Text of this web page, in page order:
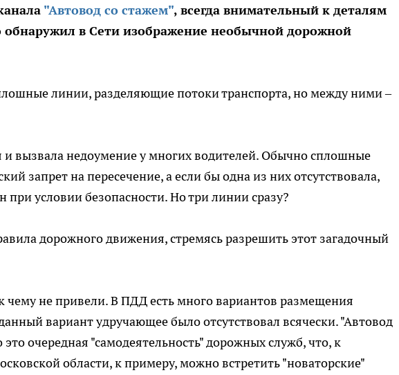
"Автовод со стажем", всегда внимательный к деталям
в Сети изображение необычной дорожной
линии, разделяющие потоки транспорта, но между ними –
и вызвала недоумение у многих водителей. Обычно сплошные
запрет на пересечение, а если бы одна из них отсутствовала,
при условии безопасности. Но три линии сразу?
дорожного движения, стремясь разрешить этот загадочный
не привели. В ПДД есть много вариантов размещения
вариант удручающее было отсутствовал всячески. "Автовод
очередная "самодеятельность" дорожных служб, что, к
области, к примеру, можно встретить "новаторские"